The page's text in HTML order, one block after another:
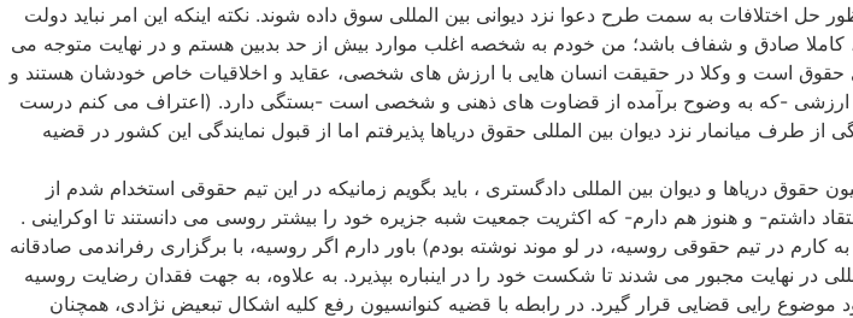
اختلافات به سمت طرح دعوا نزد دیوانی بین المللی سوق داده شوند. نکته اینکه این امر نباید دولت
صادق و شفاف باشد؛ من خودم به شخصه اغلب موارد بیش از حد بدبین هستم و در نهایت متوجه می
حقوق است و وکلا در حقیقت انسان هایی با ارزش های شخصی، عقاید و اخلاقیات خاص خودشان هستند و
های ارزشی -که به وضوح برآمده از قضاوت های ذهنی و شخصی است -بستگی دارد. (اعتراف می کنم درست
طرف میانمار نزد دیوان بین المللی حقوق دریاها پذیرفتم اما از قبول نمایندگی این کشور در قضیه
دریاها و دیوان بین المللی دادگستری ، باید بگویم زمانیکه در این تیم حقوقی استخدام شدم از
و هنوز هم دارم- که اکثریت جمعیت شبه جزیره خود را بیشتر روسی می دانستند تا اوکراینی .
در تیم حقوقی روسیه، در لو موند نوشته بودم) باور دارم اگر روسیه، با برگزاری رفراندمی صادقانه
در نهایت مجبور می شدند تا شکست خود را در اینباره بپذیرد. به علاوه، به جهت فقدان رضایت روسیه
رایی قضایی قرار گیرد. در رابطه با قضیه کنوانسیون رفع کلیه اشکال تبعیض نژادی، همچنان